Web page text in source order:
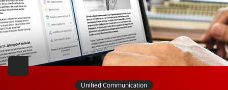
Unified Communication